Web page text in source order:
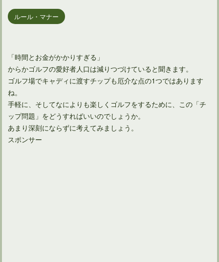
ルール・マナー
「時間とお金がかかりすぎる」
からかゴルフの愛好者人口は減りつづけていると聞きます。
ゴルフ場でキャディに渡すチップも厄介な点の1つではあります
ね。
手軽に、そしてなによりも楽しくゴルフをするために、この「チ
ップ問題」をどうすればいいのでしょうか。
あまり深刻にならずに考えてみましょう。
スポンサー